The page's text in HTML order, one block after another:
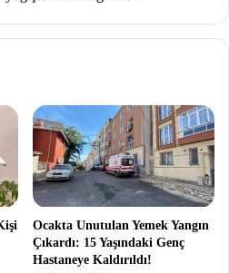
Ocakta Unutulan Yemek Yangın
Çıkardı: 15 Yaşındaki Genç
Hastaneye Kaldırıldı!